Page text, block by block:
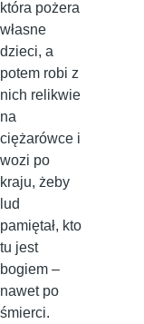
która pożera
własne
dzieci, a
potem robi z
nich relikwie
na
ciężarówce i
wozi po
kraju, żeby
lud
pamiętał, kto
tu jest
bogiem –
nawet po
śmierci.